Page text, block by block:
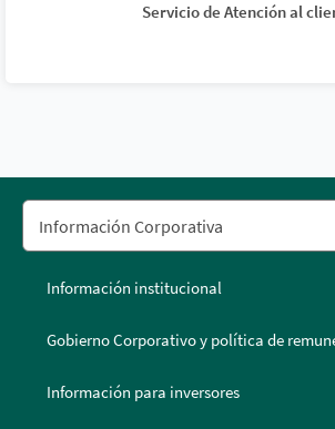
Servicio de Atención al
Información institucional
Gobierno Corporativo y política de
Información para inversores